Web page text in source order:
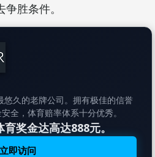
胜条件。
久的老牌公司。拥有极佳的信誉
全，体育赔率体系十分优秀。
奖金达高达888元。
立即访问